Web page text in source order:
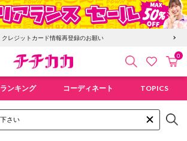
クレジットカード情報再登録のお願い
検索 お気にカ
0
ランキング コーディネート TOPICS